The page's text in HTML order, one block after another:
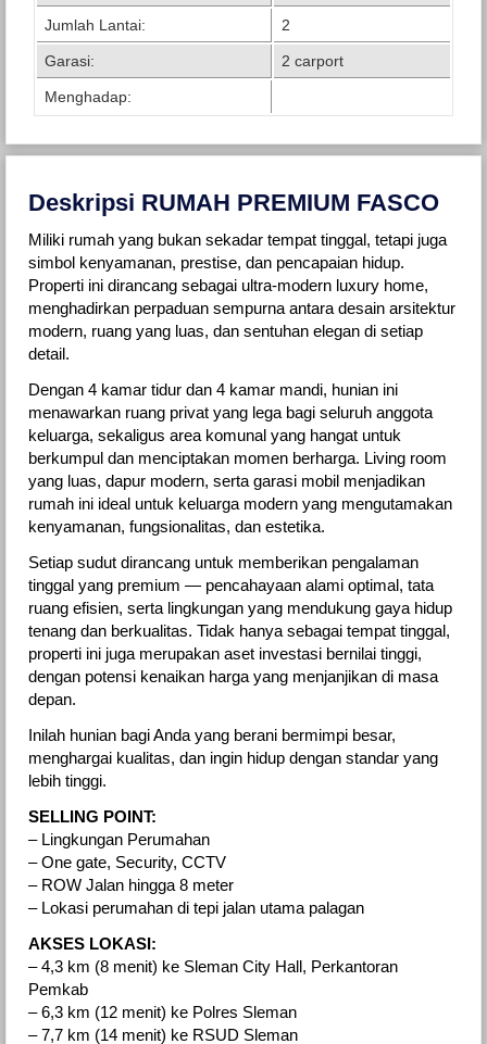
Jumlah Lantai: 2
Garasi: 2 carport
Menghadap:
Deskripsi RUMAH PREMIUM FASCO
Miliki rumah yang bukan sekadar tempat tinggal, tetapi juga
simbol kenyamanan, prestise, dan pencapaian hidup.
Properti ini dirancang sebagai ultra-modern luxury home,
menghadirkan perpaduan sempurna antara desain arsitektur
modern, ruang yang luas, dan sentuhan elegan di setiap
detail.
Dengan 4 kamar tidur dan 4 kamar mandi, hunian ini
menawarkan ruang privat yang lega bagi seluruh anggota
keluarga, sekaligus area komunal yang hangat untuk
berkumpul dan menciptakan momen berharga. Living room
yang luas, dapur modern, serta garasi mobil menjadikan
rumah ini ideal untuk keluarga modern yang mengutamakan
kenyamanan, fungsionalitas, dan estetika.
Setiap sudut dirancang untuk memberikan pengalaman
tinggal yang premium — pencahayaan alami optimal, tata
ruang efisien, serta lingkungan yang mendukung gaya hidup
tenang dan berkualitas. Tidak hanya sebagai tempat tinggal,
properti ini juga merupakan aset investasi bernilai tinggi,
dengan potensi kenaikan harga yang menjanjikan di masa
depan.
Inilah hunian bagi Anda yang berani bermimpi besar,
menghargai kualitas, dan ingin hidup dengan standar yang
lebih tinggi.
SELLING POINT:
– Lingkungan Perumahan
– One gate, Security, CCTV
– ROW Jalan hingga 8 meter
– Lokasi perumahan di tepi jalan utama palagan
AKSES LOKASI:
– 4,3 km (8 menit) ke Sleman City Hall, Perkantoran
Pemkab
– 6,3 km (12 menit) ke Polres Sleman
– 7,7 km (14 menit) ke RSUD Sleman